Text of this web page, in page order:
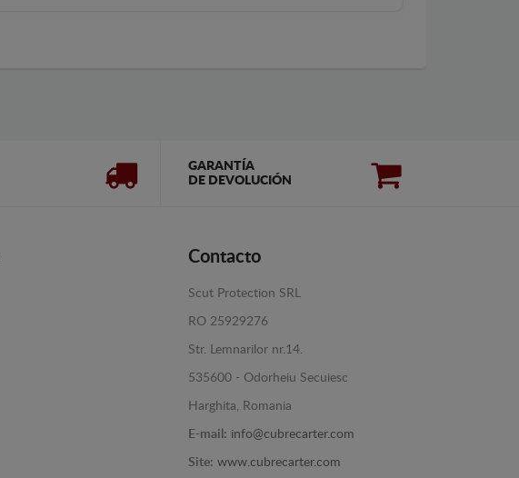
GARANTÍA
DE DEVOLUCIÓN
Contacto
Scut Protection SRL
RO 25929276
Str. Lemnarilor nr.14.
535600 - Odorheiu Secuiesc
Harghita, Romania
E-mail: info@cubrecarter.com
Site: www.cubrecarter.com